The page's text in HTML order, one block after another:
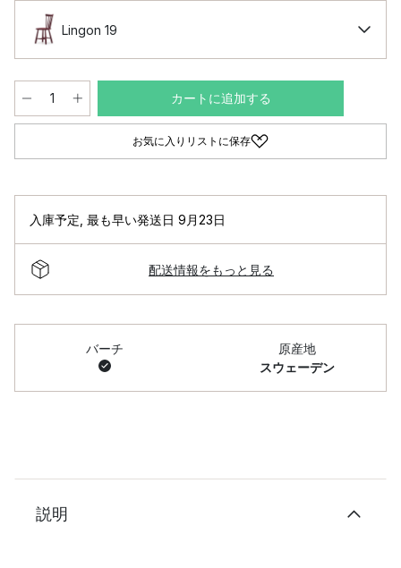
Lingon 19
カートに追加する
お気に入りリストに保存
入庫予定 最も早い発送日 9月23日
配送情報をもっと見る
バーチ
原産地
スウェーデン
説明